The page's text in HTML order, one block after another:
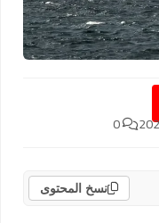
0
نسخ المحتوى